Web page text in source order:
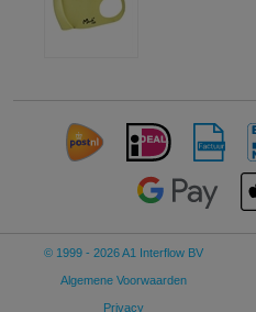
© 1999 - 2026 A1 Interflow BV
Algemene Voorwaarden
Privacy